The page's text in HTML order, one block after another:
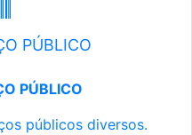
PÚBLICO
PÚBLICO
públicos diversos.